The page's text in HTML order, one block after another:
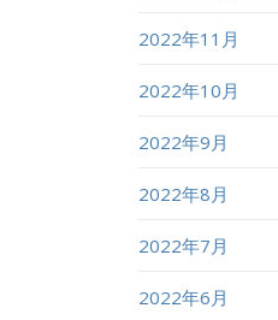
2022年11月
2022年10月
2022年9月
2022年8月
2022年7月
2022年6月